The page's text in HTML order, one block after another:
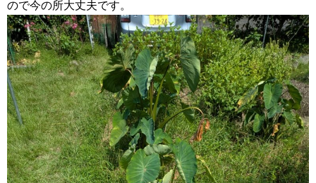
ので今の所大丈夫です。